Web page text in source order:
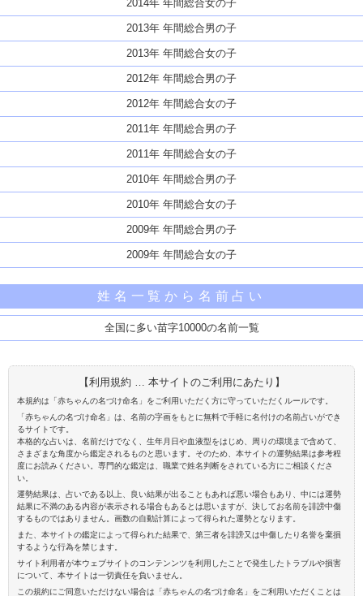
2014年 年間総合女の子
2013年 年間総合男の子
2013年 年間総合女の子
2012年 年間総合男の子
2012年 年間総合女の子
2011年 年間総合男の子
2011年 年間総合女の子
2010年 年間総合男の子
2010年 年間総合女の子
2009年 年間総合男の子
2009年 年間総合女の子
姓名一覧から名前占い
全国に多い苗字10000の名前一覧
【利用規約 … 本サイトのご利用にあたり】
本規約は「赤ちゃんの名づけ命名」をご利用いただく方に守っていただくルールです。
「赤ちゃんの名づけ命名」は、名前の字画をもとに無料で手軽に名付けの名前占いができ
るサイトです。
本格的な占いは、名前だけでなく、生年月日や血液型をはじめ、周りの環境まで含めて、
さまざまな角度から鑑定されるものと思います。そのため、本サイトの運勢結果は参考程
度にお読みください。専門的な鑑定は、職業で姓名判断をされている方にご相談くださ
い。
運勢結果は、占いである以上、良い結果が出ることもあれば悪い場合もあり、中には運勢
結果に不満のある内容が表示される場合もあるとは思いますが、決してお名前を誹謗中傷
するものではありません。画数の自動計算によって得られた運勢となります。
また、本サイトの鑑定によって得られた結果で、第三者を誹謗又は中傷したり名誉を棄損
するような行為を禁じます。
サイト利用者が本ウェブサイトのコンテンンツを利用したことで発生したトラブルや損害
について、本サイトは一切責任を負いません。
この規約にご同意いただけない場合は「赤ちゃんの名づけ命名」をご利用いただくことは